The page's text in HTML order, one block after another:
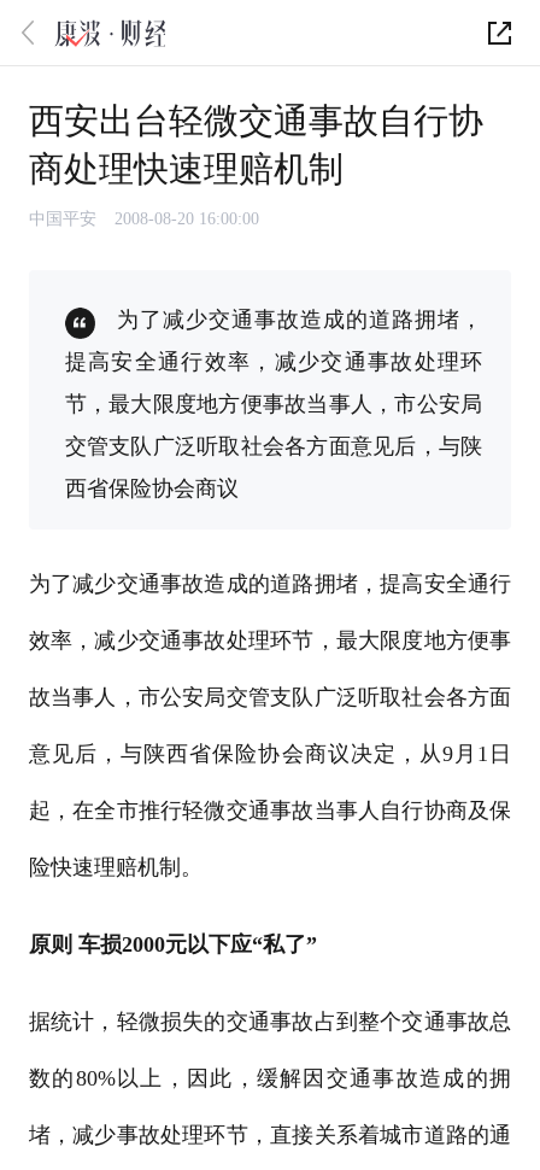
西安出台轻微交通事故自行协
商处理快速理赔机制
中国平安 2008-08-20 16:00:00
为了减少交通事故造成的道路拥堵，
提高安全通行效率，减少交通事故处理环
节，最大限度地方便事故当事人，市公安局
交管支队广泛听取社会各方面意见后，与陕
西省保险协会商议
为了减少交通事故造成的道路拥堵，提高安全通行
效率，减少交通事故处理环节，最大限度地方便事
故当事人，市公安局交管支队广泛听取社会各方面
意见后，与陕西省保险协会商议决定，从9月1日
起，在全市推行轻微交通事故当事人自行协商及保
险快速理赔机制。
原则 车损2000元以下应“私了”
据统计，轻微损失的交通事故占到整个交通事故总
数的80%以上，因此，缓解因交通事故造成的拥
堵，减少事故处理环节，直接关系着城市道路的通